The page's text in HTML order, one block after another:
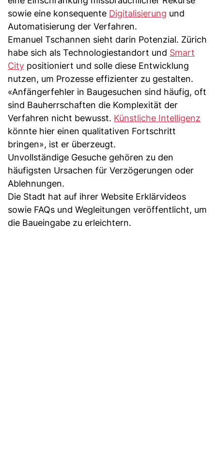
sowie eine konsequente Digitalisierung und
Automatisierung der Verfahren.
Emanuel Tschannen sieht darin Potenzial. Zürich
habe sich als Technologiestandort und Smart
City positioniert und solle diese Entwicklung
nutzen, um Prozesse effizienter zu gestalten.
«Anfängerfehler in Baugesuchen sind häufig, oft
sind Bauherrschaften die Komplexität der
Verfahren nicht bewusst. Künstliche Intelligenz
könnte hier einen qualitativen Fortschritt
bringen», ist er überzeugt.
Unvollständige Gesuche gehören zu den
häufigsten Ursachen für Verzögerungen oder
Ablehnungen.
Die Stadt hat auf ihrer Website Erklärvideos
sowie FAQs und Wegleitungen veröffentlicht, um
die Baueingabe zu erleichtern.